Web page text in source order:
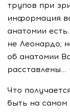
трупов при
информация
анатомии
не Леонардо,
об анатомии
Что
быть на самом